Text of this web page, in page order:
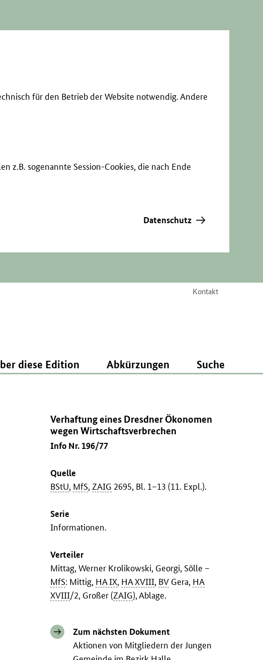
für den Betrieb der Website notwendig. Andere
z.B. sogenannte Session-Cookies, die nach Ende
Datenschutz
Kontakt
diese Edition Abkürzungen Suche
Verhaftung eines Dresdner Ökonomen
wegen Wirtschaftsverbrechen
Info Nr. 196/77
Quelle
BStU, MfS,ZAIG 2695, Bl. 1–13 (11. Expl.).
Serie
Informationen.
Verteiler
Mittag, Werner Krolikowski, Georgi, Sölle –
MfS: Mittig, HA IX, HA XVIII, BV Gera, HA
XVIII/2, Großer (ZAIG), Ablage.
Zum nächsten Dokument
Aktionen von Mitgliedern der Jungen